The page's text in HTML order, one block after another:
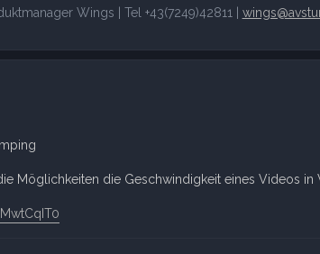
Wings | Tel +43(7249)42811 |
Möglichkeiten die Geschwindigkeit eines Videos in